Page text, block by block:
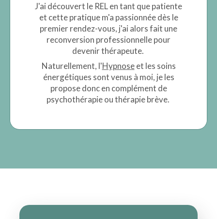
J'ai découvert le REL en tant que patiente
et cette pratique m'a passionnée dès le
premier rendez-vous, j'ai alors fait une
reconversion professionnelle pour
devenir thérapeute.
Naturellement, l'Hypnoseet les soins
énergétiques sont venus à moi, je les
propose donc en complément de
psychothérapie ou thérapie brève.